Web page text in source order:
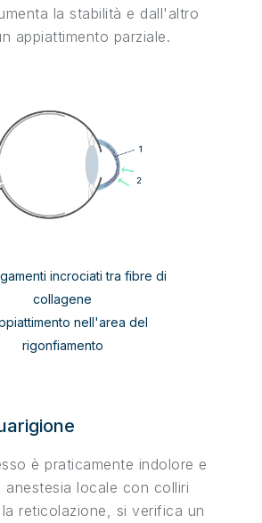
la stabilità e dall'altro
appiattimento parziale.
incrociati tra fibre di
collagene
nell'area del
rigonfiamento
è praticamente indolore e
anestesia locale con colliri
reticolazione, si verifica un